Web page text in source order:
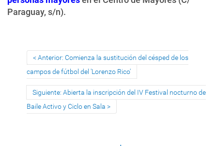
Paraguay, s/n).
Anterior: Comienza la sustitución del césped de los
campos de fútbol del 'Lorenzo Rico'
Siguiente: Abierta la inscripción del IV Festival nocturno de
Baile Activo y Ciclo en Sala